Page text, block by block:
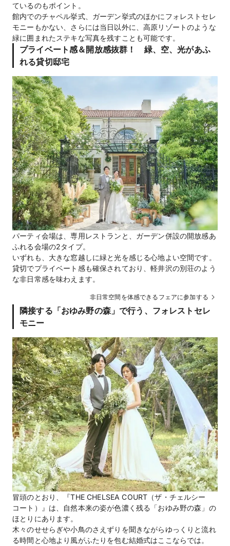
ているのもポイント。
館内でのチャペル挙式、ガーデン挙式のほかにフォレストセレ
モニーもかない、さらには当日以外に、高原リゾートのような
緑に囲まれたステキな写真を残すことも可能です。
プライベート感＆開放感抜群！ 緑、空、光があふ
れる貸切邸宅
パーティ会場は、専用レストランと、ガーデン併設の開放感あ
ふれる会場の2タイプ。
いずれも、大きな窓越しに緑と光を感じる心地よい空間です。
貸切でプライベート感も確保されており、軽井沢の別荘のよう
な非日常感を味わえます。
非日常空間を体感できるフェアに参加する
隣接する「おゆみ野の森」で行う、フォレストセレ
モニー
冒頭のとおり、『THE CHELSEA COURT（ザ・チェルシー
コート）』は、自然本来の姿が色濃く残る「おゆみ野の森」の
ほとりにあります。
木々のせせらぎや小鳥のさえずりを聞きながらゆっくりと流れ
る時間と心地より風がふたりを包む結婚式はここならでは。